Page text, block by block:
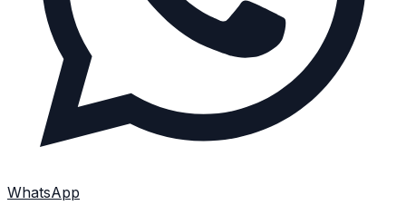
WhatsApp